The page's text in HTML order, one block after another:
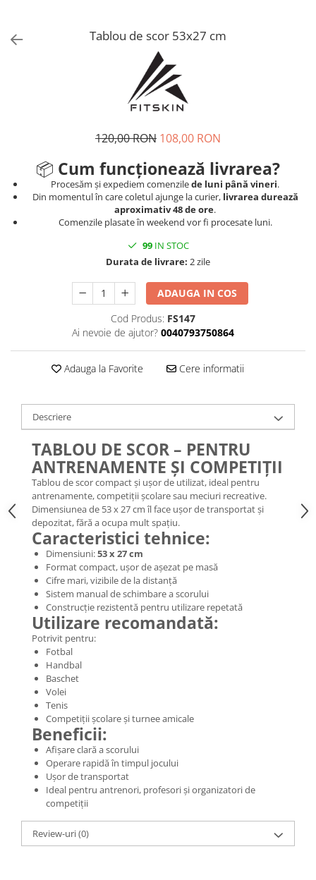
Saci Exercitii
Motricitate și Coordonare
Prim Ajutor
Recuperare și Îcălzire
Berserker
Tablou de scor 53x27 cm
120,00 RON 108,00 RON
📦 Cum funcționează livrarea?
Procesăm și expediem comenzilede luni până vineri.
Din momentul în care coletul ajunge la curier, livrarea durează
aproximativ 48 de ore.
Comenzile plasate în weekend vor fi procesate luni.
99IN STOC
Durata de livrare: 2 zile
ADAUGA IN COS
Cod Produs: FS147
Ai nevoie de ajutor? 0040793750864
Adauga la Favorite Cere informatii
Descriere
TABLOU DE SCOR – PENTRU
ANTRENAMENTE ȘI COMPETIȚII
Tablou de scor compact și ușor de utilizat, ideal pentru
antrenamente, competiții școlare sau meciuri recreative.
Dimensiunea de 53 x 27 cm îl face ușor de transportat și
depozitat, fără a ocupa mult spațiu.
Caracteristici tehnice:
Dimensiuni:53 x 27cm
Format compact, ușor de așezat pe masă
Cifre mari, vizibile de la distanță
Sistem manual de schimbare a scorului
Construcție rezistentă pentru utilizare repetată
Utilizare recomandată:
Potrivit pentru:
Fotbal
Handbal
Baschet
Volei
Tenis
Competiții școlare și turnee amicale
Beneficii:
Afișare clară a scorului
Operare rapidă în timpul jocului
Ușor de transportat
Ideal pentru antrenori, profesori și organizatori de
competiții
Review-uri(0)